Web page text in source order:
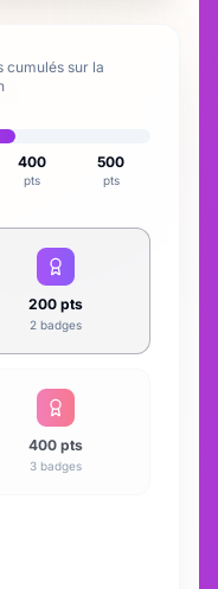
cumulés sur la
400
pts
500
pts
200pts
2 badges
400pts
3 badges